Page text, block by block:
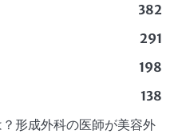
382
291
198
138
形成外科の医師が美容外